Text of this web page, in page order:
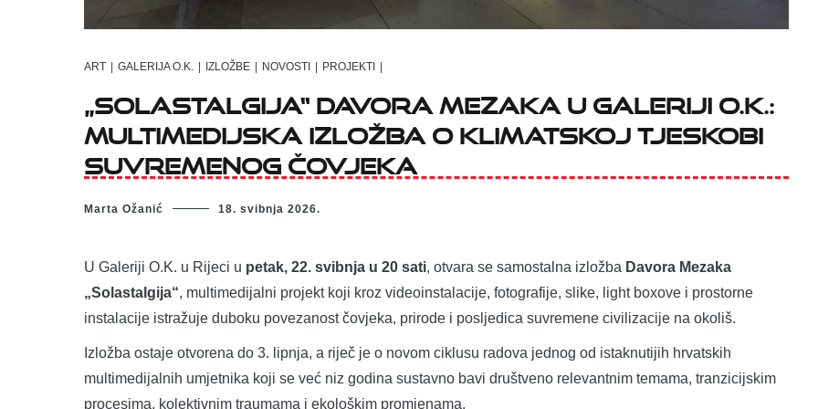
ART GALERIJA O.K. IZLOŽBE NOVOSTI PROJEKTI
„Solastalgija“ Davora Mezaka u Galeriji O.K.:
Multimedijska izložba o klimatskoj tjeskobi
suvremenog čovjeka
Marta Ožanić 18. svibnja 2026.
U Galeriji O.K. u Rijeci u petak, 22. svibnja u 20 sati, otvara se samostalna izložba Davora Mezaka
„Solastalgija“, multimedijalni projekt koji kroz videoinstalacije, fotografije, slike, light boxove i prostorne
instalacije istražuje duboku povezanost čovjeka, prirode i posljedica suvremene civilizacije na okoliš.
Izložba ostaje otvorena do 3. lipnja, a riječ je o novom ciklusu radova jednog od istaknutijih hrvatskih
multimedijalnih umjetnika koji se već niz godina sustavno bavi društveno relevantnim temama, tranzicijskim
procesima, kolektivnim traumama i ekološkim promjenama.